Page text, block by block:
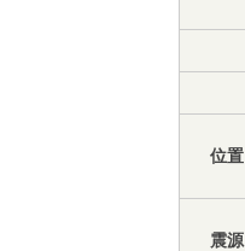
位置
震源